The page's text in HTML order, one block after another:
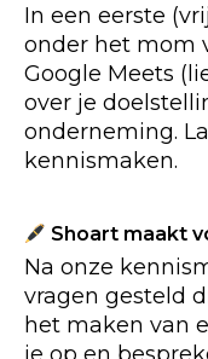
In een eerste
onder het mom
Google Meets
over je
onderneming.
kennismaken.
Shoart maakt
Na onze
vragen gesteld
het maken van